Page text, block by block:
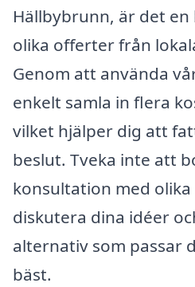
Hällbybrunn, är det
olika offerter från
Genom att använda
enkelt samla in flera
vilket hjälper dig att
beslut. Tveka inte att
konsultation med
diskutera dina idéer
alternativ som passar
bäst.